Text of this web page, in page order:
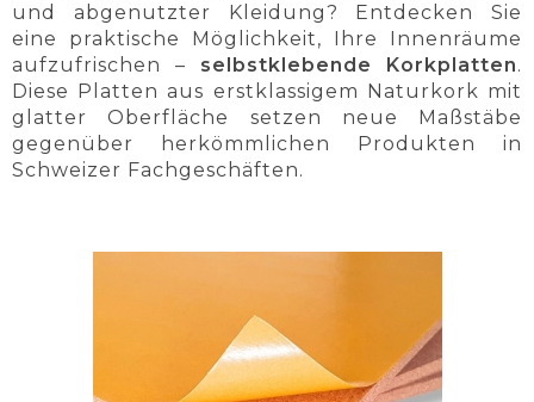
und abgenutzter Kleidung? Entdecken Sie
eine praktische Möglichkeit, Ihre Innenräume
aufzufrischen – selbstklebende Korkplatten.
Diese Platten aus erstklassigem Naturkork mit
glatter Oberfläche setzen neue Maßstäbe
gegenüber herkömmlichen Produkten in
Schweizer Fachgeschäften.